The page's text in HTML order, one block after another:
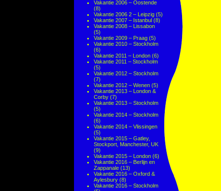
Vakantie 2006 – Oostende
(8)
Vakantie 2006 2 – Leipzig (5)
Vakantie 2007 – Istanbul (8)
Vakantie 2008 – Lissabon
(5)
Vakantie 2009 – Praag (5)
Vakantie 2010 – Stockholm
(6)
Vakantie 2011 – London (6)
Vakantie 2011 – Stockholm
(5)
Vakantie 2012 – Stockholm
(7)
Vakantie 2012 – Wenen (5)
Vakantie 2013 – London &
Corby (7)
Vakantie 2013 – Stockholm
(5)
Vakantie 2014 – Stockholm
(6)
Vakantie 2014 – Vlissingen
(5)
Vakantie 2015 – Gatley,
Stockport, Manchester, UK
(9)
Vakantie 2015 – London (6)
Vakantie 2016 – Berlijn en
Zappanale (13)
Vakantie 2016 – Oxford &
Aylesbury (8)
Vakantie 2016 – Stockholm